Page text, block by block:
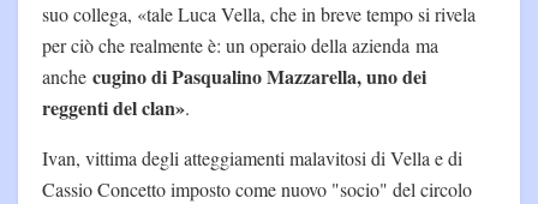
suo collega, «tale Luca Vella, che in breve tempo si rivela
per ciò che realmente è: un operaio della azienda ma
anche cugino di Pasqualino Mazzarella, uno dei
reggenti del clan».
Ivan, vittima degli atteggiamenti malavitosi di Vella e di
Cassio Concetto imposto come nuovo "socio" del circolo